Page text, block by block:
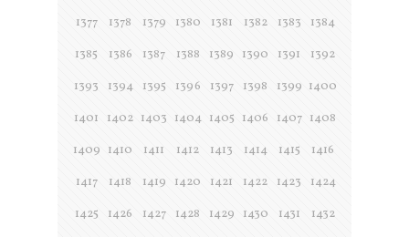
1377
1378 1379 1380 1381 1382 1383
1384
1385
1386 1387 1388 1389 1390 1391
1392
1393
1394 1395 1396 1397 1398 1399 1400
1401
1402 1403 1404 1405 1406 1407 1408
1409 1410 1411 1412 1413 1414 1415
1416
1417
1418 1419 1420 1421 1422 1423
1424
1425
1426 1427 1428 1429 1430 1431
1432